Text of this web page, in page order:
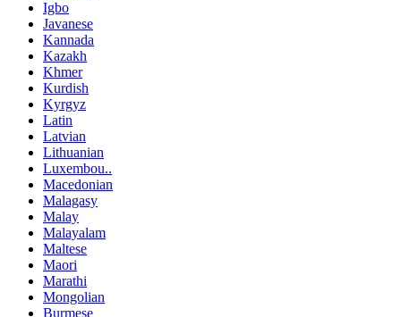
Igbo
Javanese
Kannada
Kazakh
Khmer
Kurdish
Kyrgyz
Latin
Latvian
Lithuanian
Luxembou..
Macedonian
Malagasy
Malay
Malayalam
Maltese
Maori
Marathi
Mongolian
Burmese